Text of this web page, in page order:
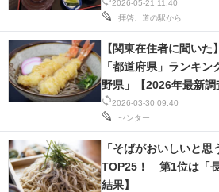
2026-05-21 11:40
拝啓、道の駅から
の存在感もすごい」
2026-03-30 09:40
センター
【関東在住者に聞いた
「都道府県」ランキ
野県」【2026年最新調
「そばがおいしいと
TOP25！ 第1位は「
結果】